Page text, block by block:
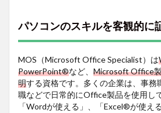
ル
1.3
ビジネ
スだけ
ではな
く学生
生活に
も
パソコンのスキルを客観的に
MOS（Microsoft Office Specialist）は
PowerPoint®など、 Microsoft Office
明する資格です。多くの企業は、事務
職などで日常的にOffice製品を使用し
「Wordが使える」、「Excel®が使え